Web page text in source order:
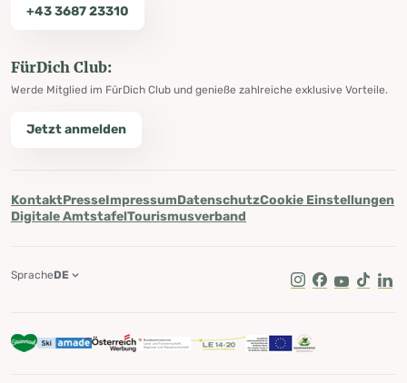
+43 3687 23310
FürDich Club:
Werde Mitglied im FürDich Club und genieße zahlreiche exklusive Vorteile.
Jetzt anmelden
KontaktPresseImpressumDatenschutzCookie Einstellungen
Digitale AmtstafelTourismusverband
Instagram
Facebook
Youtube
Tik Tok
SpracheDE